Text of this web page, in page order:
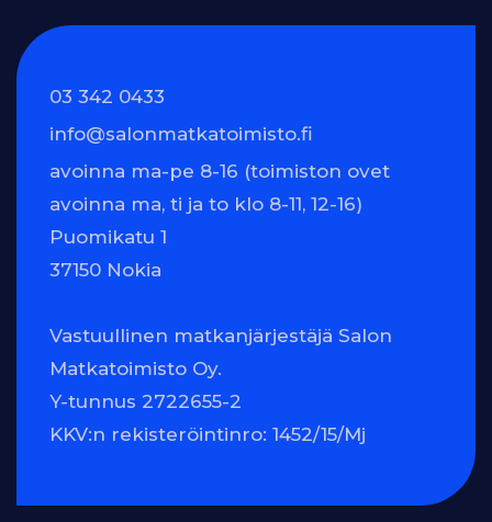
03 342 0433
info@salonmatkatoimisto.fi
avoinna ma-pe 8-16 (toimiston ovet
avoinna ma, ti ja to klo 8-11, 12-16)
Puomikatu 1
37150 Nokia
Vastuullinen matkanjärjestäjä Salon
Matkatoimisto Oy.
Y-tunnus 2722655-2
KKV:n rekisteröintinro: 1452/15/Mj